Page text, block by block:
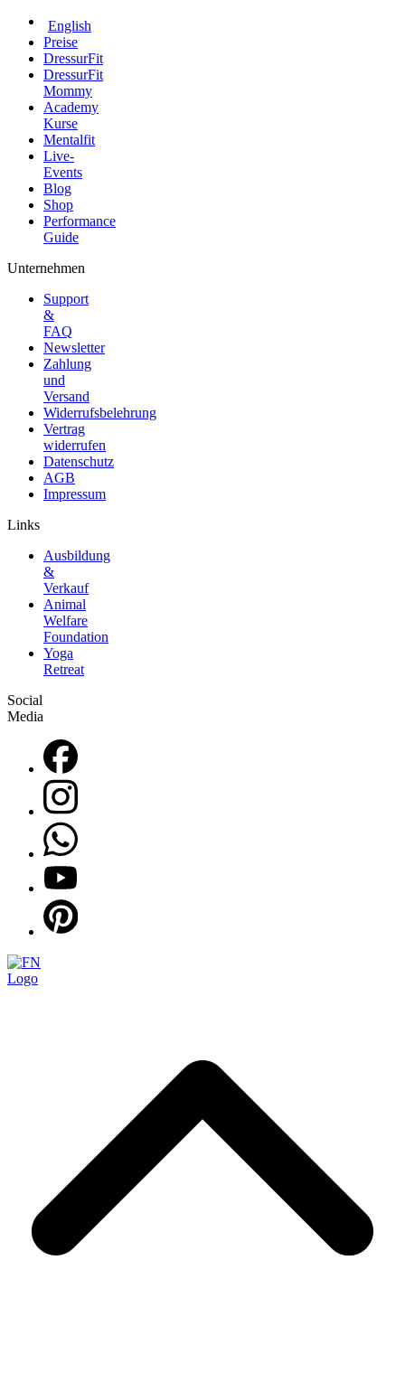
English
Preise
DressurFit
DressurFit
Mommy
Academy
Kurse
Mentalfit
Live-
Events
Blog
Shop
Performance
Guide
Unternehmen
Support
&
FAQ
Newsletter
Zahlung
und
Versand
Widerrufsbelehrung
Vertrag
widerrufen
Datenschutz
AGB
Impressum
Links
Ausbildung
&
Verkauf
Animal
Welfare
Foundation
Yoga
Retreat
Social
Media